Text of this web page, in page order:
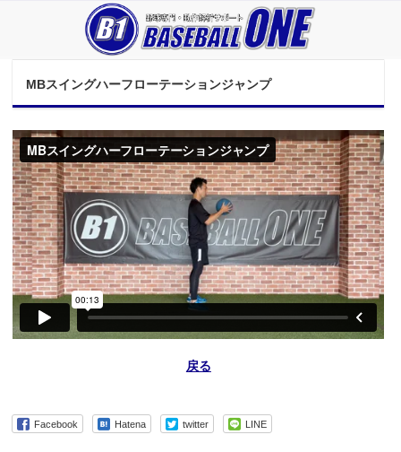
MBスイングハーフローテーションジャンプ
戻る
Facebook Hatena twitter LINE